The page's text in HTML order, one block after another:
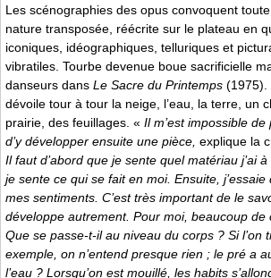
Les scénographies des opus convoquent
nature transposée, réécrite sur le plateau en
iconiques, idéographiques, telluriques et
vibratiles. Tourbe devenue boue sacrificielle
danseurs dans Le Sacre du Printemps (1975).
dévoile tour à tour la neige, l’eau, la terre, un
prairie, des feuillages. « Il m’est impossible
d’y développer ensuite une pièce, explique la
Il faut d’abord que je sente quel matériau j’ai
je sente ce qui se fait en moi. Ensuite,
mes sentiments. C’est très important de le
développe autrement. Pour moi, beaucoup de
Que se passe-t-il au niveau du corps ? Si l’on
exemple, on n’entend presque rien ; le pré a
l’eau ? Lorsqu’on est mouillé, les habits